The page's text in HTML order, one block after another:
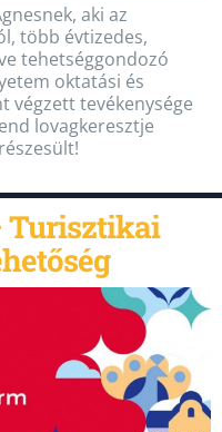
aki az
több évtizedes,
tehetséggondozó
oktatási és
végzett tevékenysége
lovagkeresztje
Turisztikai